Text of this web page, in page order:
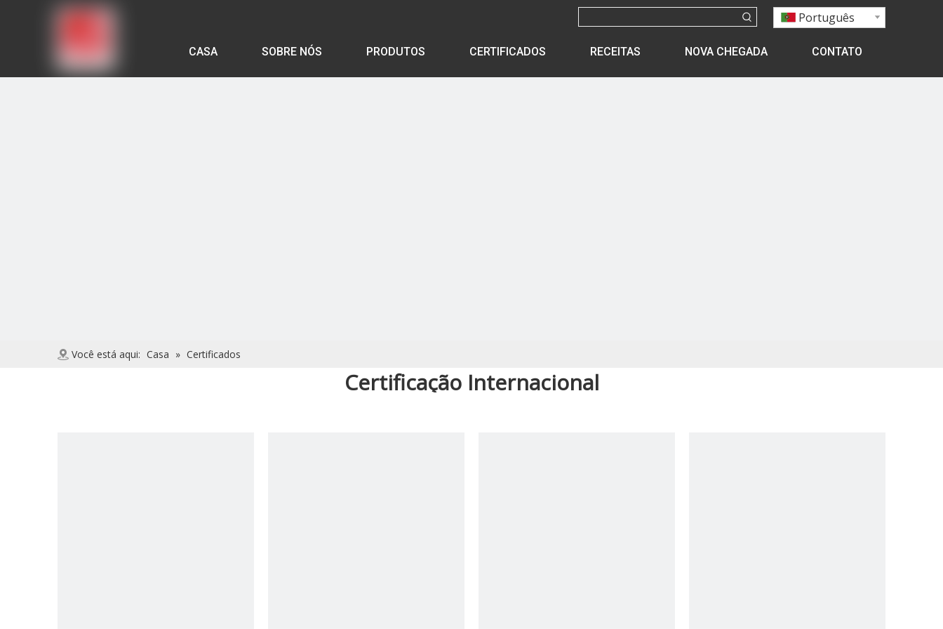
Português
CASA SOBRE NÓS PRODUTOS CERTIFICADOS RECEITAS NOVA CHEGADA CONTATO
Você está aqui: Casa » Certificados
Certificação Internacional